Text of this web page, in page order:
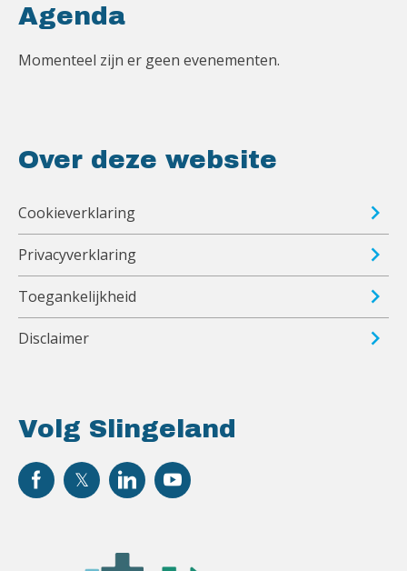
Volg Slingeland
Agenda
Momenteel zijn er geen evenementen.
Over deze website
Cookieverklaring
Privacyverklaring
Toegankelijkheid
Disclaimer